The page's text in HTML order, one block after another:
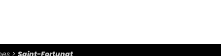
Saint-Fortunat